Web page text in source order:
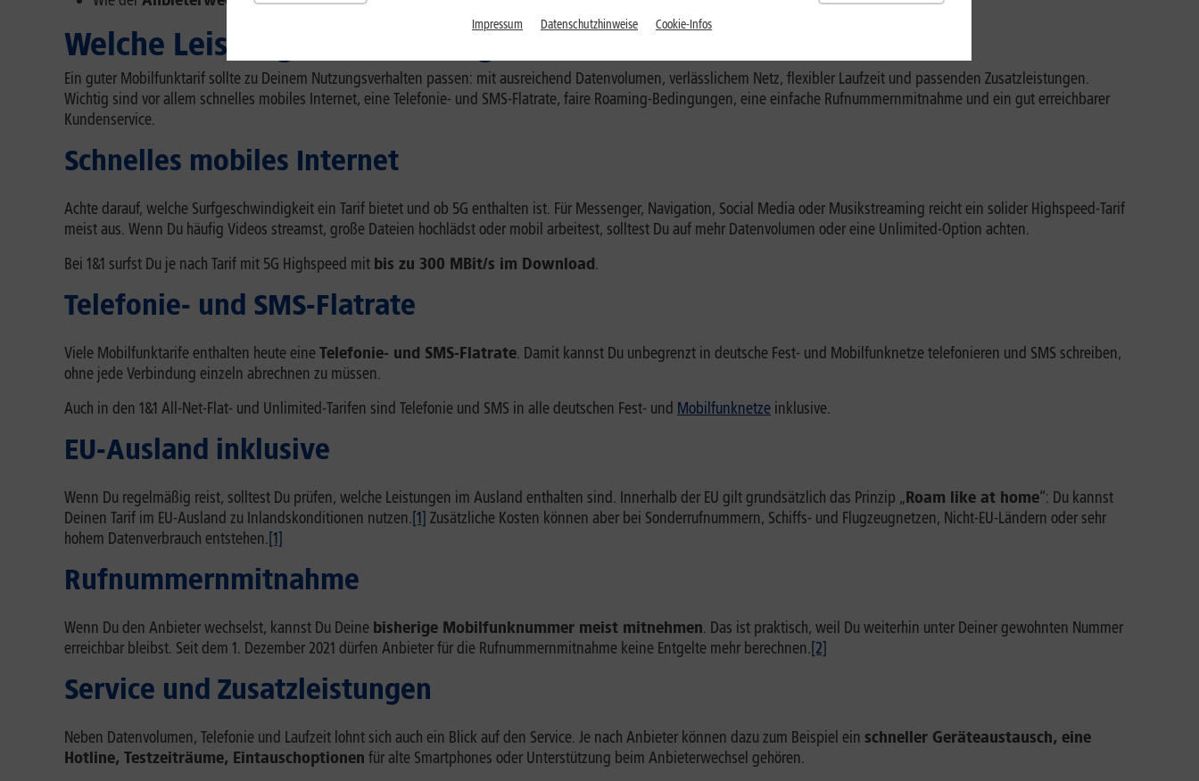
Welche Leistungen sollte ein guter Mobilfunktarif enthalten?
Ein guter Mobilfunktarif sollte zu Deinem Nutzungsverhalten passen: mit ausreichend Datenvolumen, verlässlichem Netz, flexibler Laufzeit und passenden Zusatzleistungen.
Wichtig sind vor allem schnelles mobiles Internet, eine Telefonie- und SMS-Flatrate, faire Roaming-Bedingungen, eine einfache Rufnummernmitnahme und ein gut erreichbarer
Kundenservice.
Schnelles mobiles Internet
Achte darauf, welche Surfgeschwindigkeit ein Tarif bietet und ob 5G enthalten ist. Für Messenger, Navigation, Social Media oder Musikstreaming reicht ein solider Highspeed-Tarif
meist aus. Wenn Du häufig Videos streamst, große Dateien hochlädst oder mobil arbeitest, solltest Du auf mehr Datenvolumen oder eine Unlimited-Option achten.
Bei 1&1 surfst Du je nach Tarif mit 5G Highspeed mit bis zu 300 MBit/s im Download.
Telefonie- und SMS-Flatrate
Viele Mobilfunktarife enthalten heute eineTelefonie- und SMS-Flatrate. Damit kannst Du unbegrenzt in deutsche Fest- und Mobilfunknetze telefonieren und SMS schreiben,
ohne jede Verbindung einzeln abrechnen zu müssen.
Auch in den 1&1 All-Net-Flat- und Unlimited-Tarifen sind Telefonie und SMS in alle deutschen Fest- und Mobilfunknetze inklusive.
EU-Ausland inklusive
Wenn Du regelmäßig reist, solltest Du prüfen, welche Leistungen im Ausland enthalten sind. Innerhalb der EU gilt grundsätzlich das Prinzip „Roam like at home“: Du kannst
Deinen Tarif im EU-Ausland zu Inlandskonditionen nutzen.[1] Zusätzliche Kosten können aber bei Sonderrufnummern, Schiffs- und Flugzeugnetzen, Nicht-EU-Ländern oder sehr
hohem Datenverbrauch entstehen.[1]
Rufnummernmitnahme
Wenn Du den Anbieter wechselst, kannst Du Deine bisherige Mobilfunknummer meist mitnehmen. Das ist praktisch, weil Du weiterhin unter Deiner gewohnten Nummer
erreichbar bleibst. Seit dem 1. Dezember 2021 dürfen Anbieter für die Rufnummernmitnahme keine Entgelte mehr berechnen.[2]
Service und Zusatzleistungen
Neben Datenvolumen, Telefonie und Laufzeit lohnt sich auch ein Blick auf den Service. Je nach Anbieter können dazu zum Beispiel ein schneller Geräteaustausch, eine
Hotline, Testzeiträume, Eintauschoptionen für alte Smartphones oder Unterstützung beim Anbieterwechsel gehören.
Impressum Datenschutzhinweise Cookie-Infos